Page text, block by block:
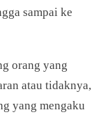
sampai ke
orang yang
atau tidaknya,
yang mengaku